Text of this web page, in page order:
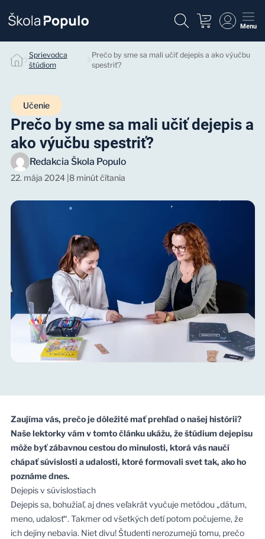
Menu
Sprievodca
štúdiom
Prečo by sme sa mali učiť dejepis a ako výučbu
spestriť?
Učenie
Prečo by sme sa mali učiť dejepis a
ako výučbu spestriť?
Redakcia Škola Populo
22. mája 2024| 8 minút čítania
Zaujíma vás, prečo je dôležité mať prehľad o našej histórii?
Naše lektorky vám v tomto článku ukážu, že štúdium dejepisu
môže byť zábavnou cestou do minulosti, ktorá vás naučí
chápať súvislosti a udalosti, ktoré formovali svet tak, ako ho
poznáme dnes.
Dejepis v súvislostiach
Dejepis sa, bohužiaľ, aj dnes veľakrát vyučuje metódou „dátum,
meno, udalosť“. Takmer od všetkých detí potom počujeme, že
ich dejiny nebavia. Niet divu! Študenti nerozumejú tomu, prečo